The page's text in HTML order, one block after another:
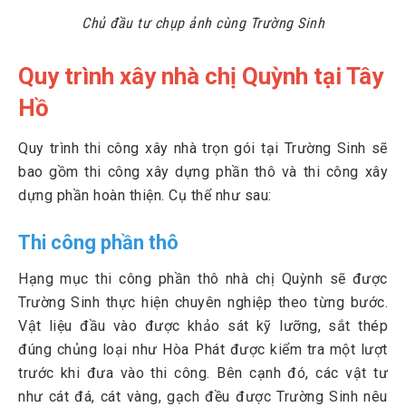
Chủ đầu tư chụp ảnh cùng Trường Sinh
Quy trình xây nhà chị Quỳnh tại Tây
Hồ
Quy trình thi công xây nhà trọn gói tại Trường Sinh sẽ
bao gồm thi công xây dựng phần thô và thi công xây
dựng phần hoàn thiện. Cụ thể như sau:
Thi công phần thô
Hạng mục thi công phần thô nhà chị Quỳnh sẽ được
Trường Sinh thực hiện chuyên nghiệp theo từng bước.
Vật liệu đầu vào được khảo sát kỹ lưỡng, sắt thép
đúng chủng loại như Hòa Phát được kiểm tra một lượt
trước khi đưa vào thi công. Bên cạnh đó, các vật tư
như cát đá, cát vàng, gạch đều được Trường Sinh nêu